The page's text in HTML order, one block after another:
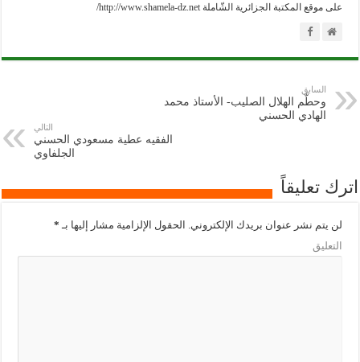
على موقع المكتبة الجزائرية الشّاملة http://www.shamela-dz.net/
السابق
وحطّم الهلال الصليب- الأستاذ محمد
الهادي الحسني
التالي
الفقيه عطية مسعودي الحسني
الجلفاوي
اترك تعليقاً
لن يتم نشر عنوان بريدك الإلكتروني. الحقول الإلزامية مشار إليها بـ *
التعليق